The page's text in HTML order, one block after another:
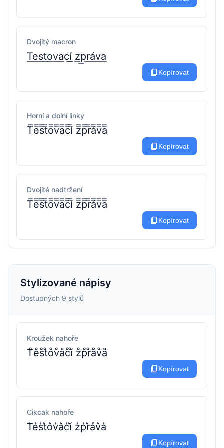
Dvojitý macron
T͟e͟s͟t͟o͟v͟a͟c͟í͟ z͟p͟r͟á͟v͟a͟
content_copyKopírovat
Horní a dolní linky
T̿e̿s̿t̿o̿v̿a̿c̿í̿ z̿p̿r̿á̿v̿a̿
content_copyKopírovat
Dvojité nadtržení
T̿e̿s̿t̿o̿v̿a̿c̿í̿ z̿p̿r̿á̿v̿a̿
content_copyKopírovat
Stylizované nápisy
Dostupných 9 stylů
Kroužek nahoře
T̊e̊s̊t̊o̊v̊åc̊í̊ z̊p̊r̊á̊v̊å
content_copyKopírovat
Cikcak nahoře
T͛e͛s͛t͛o͛v͛a͛c͛í͛ z͛p͛r͛á͛v͛a͛
content_copyKopírovat